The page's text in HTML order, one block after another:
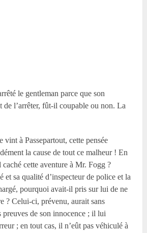
le gentleman parce que son
l’arrêter, fût-il coupable ou non. La
vint à Passepartout, cette pensée
la cause de tout ce malheur ! En
cette aventure à Mr. Fogg ?
et sa qualité d’inspecteur de police et la
pourquoi avait-il pris sur lui de ne
? Celui-ci, prévenu, aurait sans
preuves de son innocence ; il lui
; en tout cas, il n’eût pas véhiculé à